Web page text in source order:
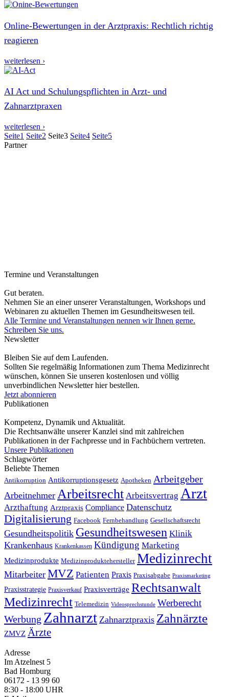
Online-Bewertungen in der Arztpraxis: Rechtlich richtig
reagieren
weiterlesen ›
AI Act und Schulungspflichten in Arzt- und
Zahnarztpraxen
weiterlesen ›
Seite1 Seite2 Seite3 Seite4 Seite5
Partner
Termine und Veranstaltungen
Gut beraten.
Nehmen Sie an einer unserer Veranstaltungen, Workshops und
Webinaren zu aktuellen Themen im Gesundheitswesen teil.
Alle Termine und Veranstaltungen nennen wir Ihnen gerne.
Schreiben Sie uns.
Newsletter
Bleiben Sie auf dem Laufenden.
Sollten Sie regelmäßig Informationen zum Thema Medizinrecht
wünschen, können Sie unseren kostenlosen und völlig
unverbindlichen Newsletter hier bestellen.
Jetzt abonnieren
Publikationen
Kompetenz, Dynamik und Aktualität.
Die Rechtsanwälte unserer Kanzlei sind mit zahlreichen
Publikationen in der Fachpresse und in Fachbüchern vertreten.
Unsere Publikationen
Schlagwörter
Beliebte Themen
Antikorruption Antikorruptionsgesetz Apotheken Arbeitgeber
Arbeitnehmer Arbeitsrecht Arbeitsvertrag Arzt
Arzthaftung Arztpraxis Compliance Datenschutz
Digitalisierung Facebook Fernbehandlung Gesellschaftsrecht
Gesundheitspolitik Gesundheitswesen Klinik
Krankenhaus Krankenkassen Kündigung Marketing
Medizinprodukte Medizinproduktehersteller Medizinrecht
Mitarbeiter MVZ Patienten Praxis Praxisabgabe Praxismarketing
Praxisstrategie Praxisverkauf Praxisverträge Rechtsanwalt
Medizinrecht Telemedizin Videosprechstunde Werberecht
Werbung Zahnarzt Zahnarztpraxis Zahnärzte
ZMVZ Ärzte
Adresse
Im Atzelnest 5
Bad Homburg
06172 - 13 99 60
8:30 - 18:00 UHR